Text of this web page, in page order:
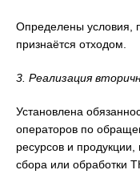
Определены условия,
признаётся отходом.
3. Реализация
Установлена
операторов по
ресурсов и продукции,
сбора или обработки